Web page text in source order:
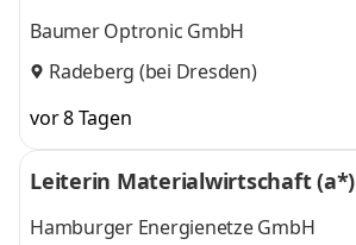
Baumer Optronic GmbH
Radeberg (bei Dresden)
vor 8 Tagen
Leiterin Materialwirtschaft (a*)
Hamburger Energienetze GmbH